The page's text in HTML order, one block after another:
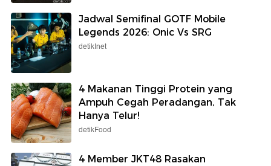
Jadwal Semifinal GOTF Mobile
Legends 2026: Onic Vs SRG
detikInet
4 Makanan Tinggi Protein yang
Ampuh Cegah Peradangan, Tak
Hanya Telur!
detikFood
4 Member JKT48 Rasakan